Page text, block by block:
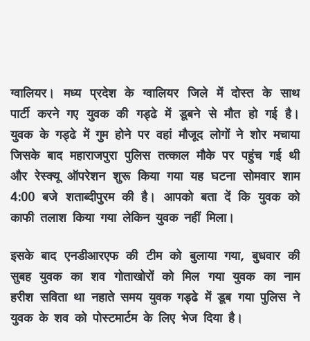
ग्वालियर।मध्य प्रदेश के ग्वालियर जिले में दोस्त के साथ
पार्टी करने गए युवक की गड्ढे में डूबने से मौत हो गई है।
युवक के गड्ढे में गुम होने पर वहां मौजूद लोगों ने शोर मचाया
जिसके बाद महाराजपुरा पुलिस तत्काल मौके पर पहुंच गई थी
और रेस्क्यू ऑपरेशन शुरू किया गया यह घटना सोमवार शाम
4:00 बजे शताब्दीपुरम की है। आपको बता दें कि युवक को
काफी तलाश किया गया लेकिन युवक नहीं मिला।
इसके बाद एनडीआरएफ की टीम को बुलाया गया, बुधवार की
सुबह युवक का शव गोताखोरों को मिल गया युवक का नाम
हरीश सविता था नहाते समय युवक गड्ढे में डूब गया पुलिस ने
युवक के शव को पोस्टमार्टम के लिए भेज दिया है।